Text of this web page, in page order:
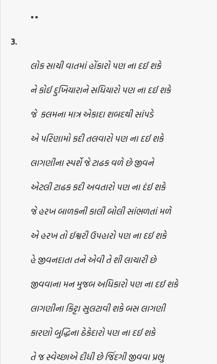
••
3.
લોક સાચી વાતમાં હોંકારો પણ ના દઈ શકે
ને કોઈ દુખિયારાને સધિયારો પણ ના દઈ શકે
જે કલમના માત્ર એકાદા શબદથી સાંપડે
એ પરિણામો કદી તલવારો પણ ના દઈ શકે
લાગણીના સ્પર્શે જે ટાઢક વળે છે જીવને
એટલી ટાઢક કદી અવતારો પણ ના દંઈ શકે
જે હરખ બાળકની કાલી બોલી સાંભળતાં મળે
એ હરખ તો ઈશ્વરી ઉપહારો પણ ના દઈ શકે
હે જીવનદાતા તને એવી તે શી લાચારી છે
જીવવાના મન મુજબ અધિકારો પણ ના દઈ શકે
લાગણીના કિટ્ટા સુલટાવી શકે બસ લાગણી
કારણો બુદ્ધિના ઠેકેદારો પણ ના દઈ શકે
તે જ સ્વેચ્છાએ દીધી છે જિંદગી જીવવા પ્રભુ